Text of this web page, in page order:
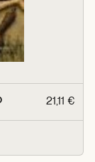
21,11 €